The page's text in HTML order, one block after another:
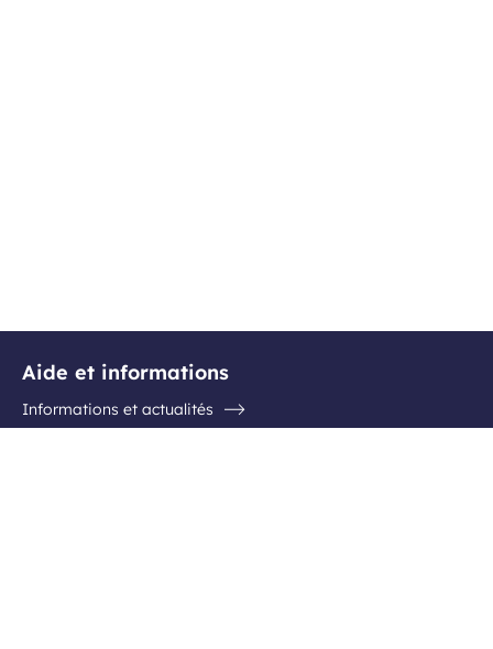
Aide et informations
Informations et actualités